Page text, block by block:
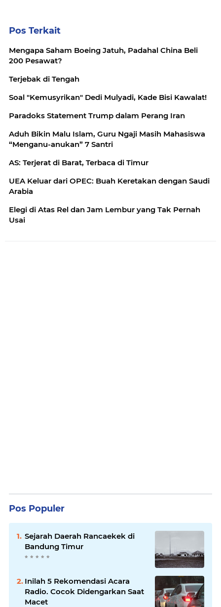
Pos Terkait
Mengapa Saham Boeing Jatuh, Padahal China Beli
200 Pesawat?
Terjebak di Tengah
Soal "Kemusyrikan" Dedi Mulyadi, Kade Bisi Kawalat!
Paradoks Statement Trump dalam Perang Iran
Aduh Bikin Malu Islam, Guru Ngaji Masih Mahasiswa
“Menganu-anukan” 7 Santri
AS: Terjerat di Barat, Terbaca di Timur
UEA Keluar dari OPEC: Buah Keretakan dengan Saudi
Arabia
Elegi di Atas Rel dan Jam Lembur yang Tak Pernah
Usai
Pos Populer
Sejarah Daerah Rancaekek di
Bandung Timur
Inilah 5 Rekomendasi Acara
Radio. Cocok Didengarkan Saat
Macet